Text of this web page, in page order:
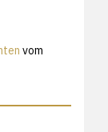
vom